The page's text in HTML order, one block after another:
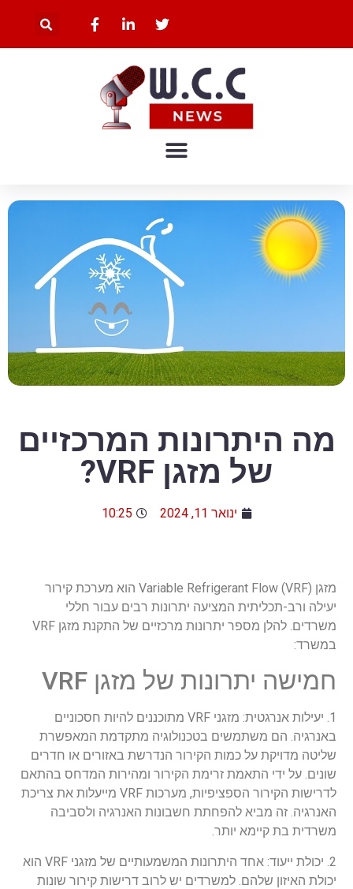
מה היתרונות המרכזיים
של מזגן VRF?
ינואר 11, 2024 10:25
מזגן Variable Refrigerant Flow (VRF) הוא מערכת קירור
יעילה ורב-תכליתית המציעה יתרונות רבים עבור חללי
משרדים. להלן מספר יתרונות מרכזיים של התקנת מזגן VRF
במשרד:
חמישה יתרונות של מזגן VRF
1. יעילות אנרגטית: מזגני VRF מתוכננים להיות חסכוניים
באנרגיה. הם משתמשים בטכנולוגיה מתקדמת המאפשרת
שליטה מדויקת על כמות הקירור הנדרשת באזורים או חדרים
שונים. על ידי התאמת זרימת הקירור ומהירות המדחס בהתאם
לדרישות הקירור הספציפיות, מערכות VRF מייעלות את צריכת
האנרגיה. זה מביא להפחתת חשבונות האנרגיה ולסביבה
משרדית בת קיימא יותר.
2. יכולת ייעוד: אחד היתרונות המשמעותיים של מזגני VRF הוא
יכולת האיזון שלהם. למשרדים יש לרוב דרישות קירור שונות